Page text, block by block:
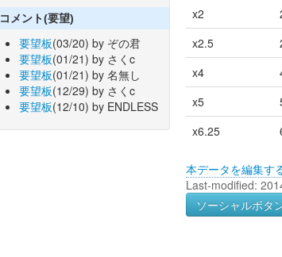
コメント(要望)
要望板(03/20) by ぞの君
要望板(01/21) by さくc
要望板(01/21) by 名無し
要望板(12/29) by さくc
要望板(12/10) by ENDLESS
x2
x2.5
x4
x5
x6.25
本データを編集す
Last-modified:
ソーシャルボタ